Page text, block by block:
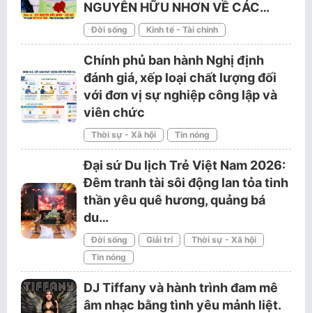
NGUYỄN HỮU NHƠN VỀ CÁC…
Đời sống Kinh tế - Tài chính
Chính phủ ban hành Nghị định
đánh giá, xếp loại chất lượng đối
với đơn vị sự nghiệp công lập và
viên chức
Thời sự - Xã hội Tin nóng
Đại sứ Du lịch Trẻ Việt Nam 2026:
Đêm tranh tài sôi động lan tỏa tinh
thần yêu quê hương, quảng bá
du…
Đời sống Giải trí
Thời sự - Xã hội
Tin nóng
DJ Tiffany và hành trình đam mê
âm nhạc bằng tình yêu mảnh liệt.